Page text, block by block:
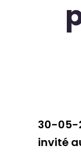
30-05-
invité